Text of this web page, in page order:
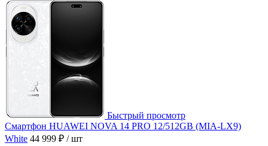
Быстрый просмотр
Смартфон HUAWEI NOVA 14 PRO 12/512GB (MIA-LX9)
White 44 999 ₽ / шт